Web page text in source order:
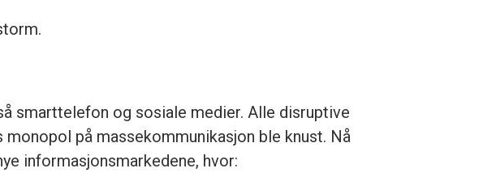
smarttelefon og sosiale medier. Alle disruptive
på massekommunikasjon ble knust. Nå
informasjonsmarkedene, hvor: